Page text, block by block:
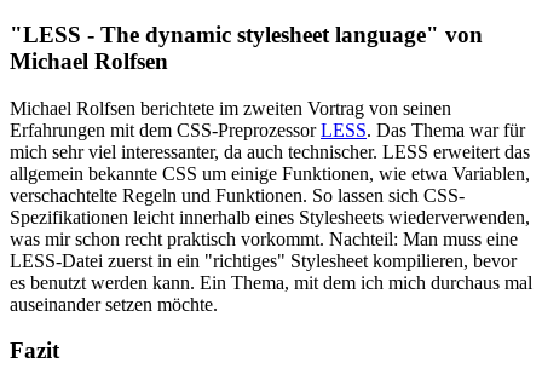
"LESS - The dynamic stylesheet language" von
Michael Rolfsen
Michael Rolfsen berichtete im zweiten Vortrag von seinen
Erfahrungen mit dem CSS-PreprozessorLESS. Das Thema war für
mich sehr viel interessanter, da auch technischer. LESS erweitert das
allgemein bekannte CSS um einige Funktionen, wie etwa Variablen,
verschachtelte Regeln und Funktionen. So lassen sich CSS-
Spezifikationen leicht innerhalb eines Stylesheets wiederverwenden,
was mir schon recht praktisch vorkommt. Nachteil: Man muss eine
LESS-Datei zuerst in ein "richtiges" Stylesheet kompilieren, bevor
es benutzt werden kann. Ein Thema, mit dem ich mich durchaus mal
auseinander setzen möchte.
Fazit